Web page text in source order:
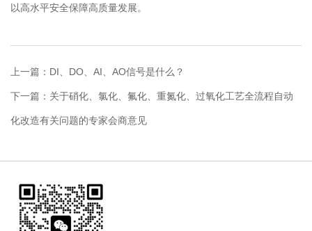
以高水平安全保障高质量发展。
上一篇： DI、DO、AI、AO信号是什么？
下一篇： 关于硝化、氯化、氟化、重氮化、过氧化工艺全流程自动
化改造有关问题的专家会商意见